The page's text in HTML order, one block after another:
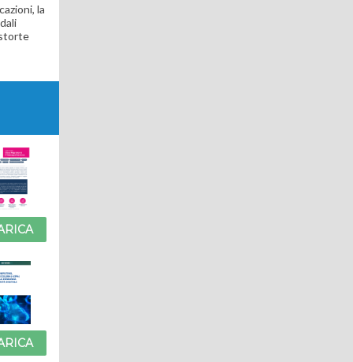
la